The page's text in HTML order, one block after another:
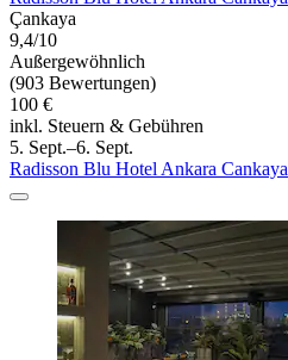
Çankaya
9,4/10
Außergewöhnlich
(903 Bewertungen)
100 €
inkl. Steuern & Gebühren
5. Sept.–6. Sept.
Radisson Blu Hotel Ankara Cankaya